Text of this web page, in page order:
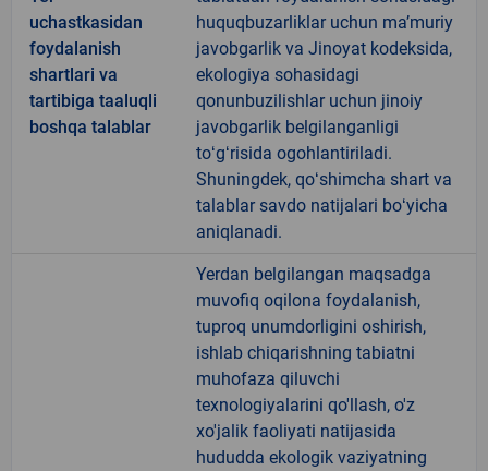
uchastkasidan
foydalanish
shartlari va
tartibiga taaluqli
boshqa talablar
huquqbuzarliklar uchun maʼmuriy
javobgarlik va Jinoyat kodeksida,
ekologiya sohasidagi
qonunbuzilishlar uchun jinoiy
javobgarlik belgilanganligi
toʻgʻrisida ogohlantiriladi.
Shuningdek, qoʻshimcha shart va
talablar savdo natijalari boʻyicha
aniqlanadi.
Yerdan belgilangan maqsadga
muvofiq oqilona foydalanish,
tuproq unumdorligini oshirish,
ishlab chiqarishning tabiatni
muhofaza qiluvchi
texnologiyalarini qo'llash, o'z
xo'jalik faoliyati natijasida
hududda ekologik vaziyatning